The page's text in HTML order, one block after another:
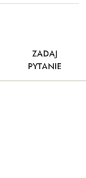
ZADAJ
PYTANIE